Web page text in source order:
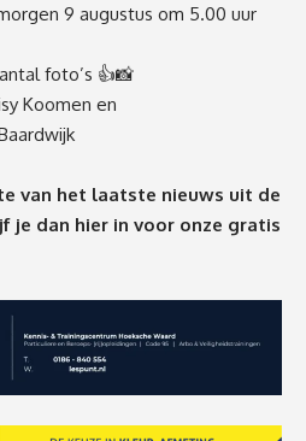
9 augustus om 5.00 uur
foto’s 👍📸
Koomen en
van het laatste nieuws uit de
je dan hier in voor onze gratis